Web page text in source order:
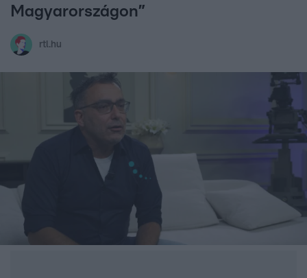
Magyarországon”
rtl.hu